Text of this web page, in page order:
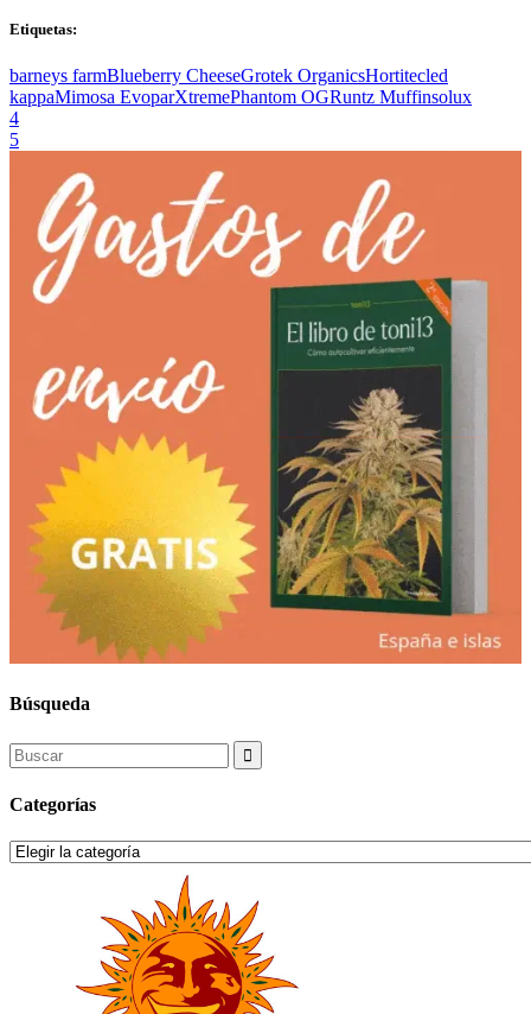
Etiquetas:
barneys farmBlueberry CheeseGrotek OrganicsHortitecled
kappaMimosa EvoparXtremePhantom OGRuntz Muffinsolux
Búsqueda
Search
for:
Categorías
Categorías